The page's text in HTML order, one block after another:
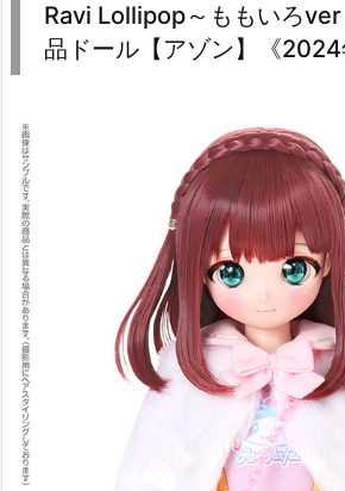
Ravi Lollipop～ももいろ
品ドール【アゾン】《2024